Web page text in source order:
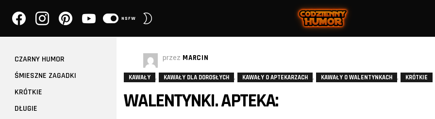
NSFW
przez MARCIN
KAWAŁY , KAWAŁY DLA DOROSŁYCH , KAWAŁY O APTEKARZACH , KAWAŁY O WALENTYNKACH , KRÓTKIE
WALENTYNKI. APTEKA:
CZARNY HUMOR
ŚMIESZNE ZAGADKI
KRÓTKIE
DŁUGIE